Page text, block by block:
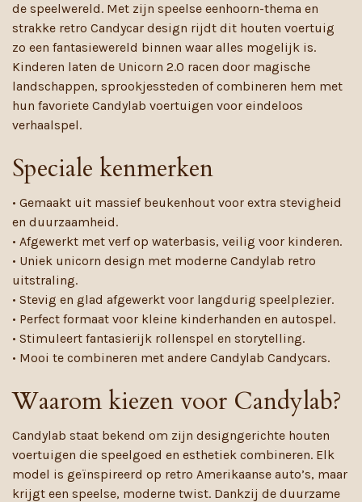
de speelwereld. Met zijn speelse eenhoorn-thema en
strakke retro Candycar design rijdt dit houten voertuig
zo een fantasiewereld binnen waar alles mogelijk is.
Kinderen laten de Unicorn 2.0 racen door magische
landschappen, sprookjessteden of combineren hem met
hun favoriete Candylab voertuigen voor eindeloos
verhaalspel.
Speciale kenmerken
• Gemaakt uit massief beukenhout voor extra stevigheid
en duurzaamheid.
• Afgewerkt met verf op waterbasis, veilig voor kinderen.
• Uniek unicorn design met moderne Candylab retro
uitstraling.
• Stevig en glad afgewerkt voor langdurig speelplezier.
• Perfect formaat voor kleine kinderhanden en autospel.
• Stimuleert fantasierijk rollenspel en storytelling.
• Mooi te combineren met andere Candylab Candycars.
Waarom kiezen voor Candylab?
Candylab staat bekend om zijn designgerichte houten
voertuigen die speelgoed en esthetiek combineren. Elk
model is geïnspireerd op retro Amerikaanse auto’s, maar
krijgt een speelse, moderne twist. Dankzij de duurzame